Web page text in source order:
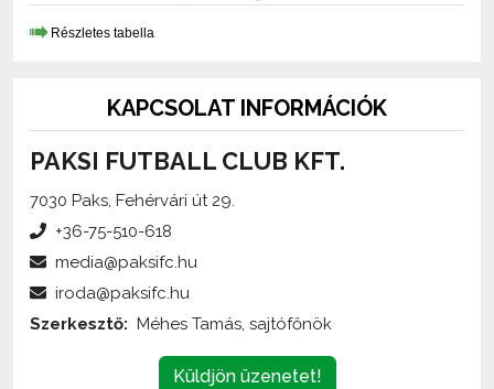
PAKSI FUTBALL CLUB KFT.
7030 Paks, Fehérvári út 29.
Küldjön üzenetet!